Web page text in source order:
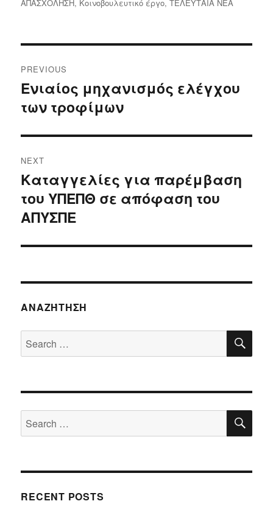
ΑΠΑΣΧΟΛΗΣΗ, Κοινοβουλευτικό έργο,ΤΕΛΕΥΤΑΙΑ ΝΕΑ
navigation
PREVIOUS
Previous
post:
Ενιαίος μηχανισμός ελέγχου
των τροφίμων
NEXT
Next
post:
Καταγγελίες για παρέμβαση
του ΥΠΕΠΘ σε απόφαση του
ΑΠΥΣΠΕ
ΑΝΑΖΉΤΗΣΗ
Search
for:
Search
for:
RECENT POSTS